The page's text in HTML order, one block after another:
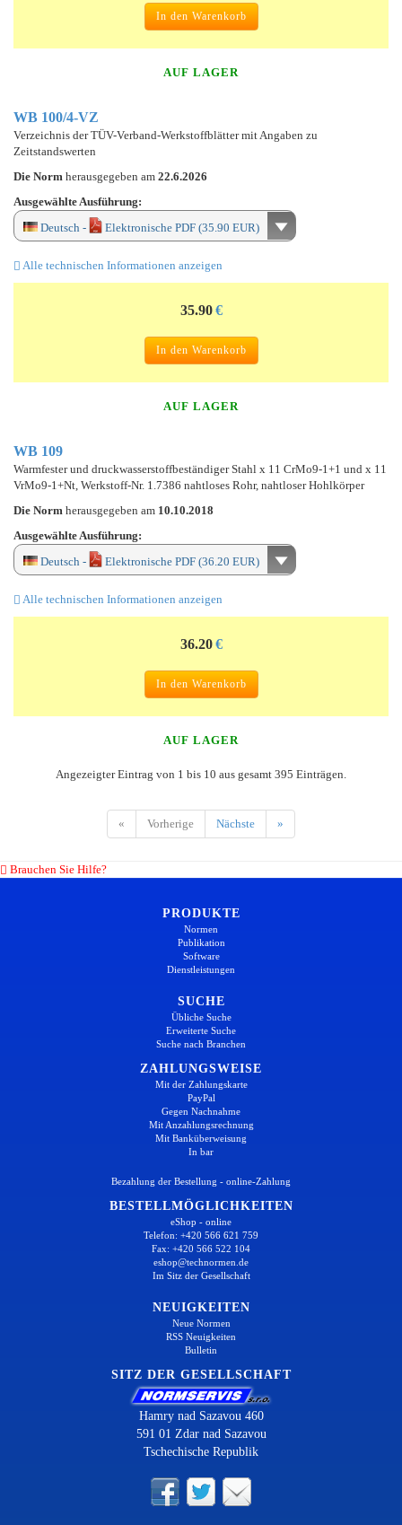
In den Warenkorb
AUF LAGER
WB 100/4-VZ
Verzeichnis der TÜV-Verband-Werkstoffblätter mit Angaben zu
Zeitstandswerten
Die Norm herausgegeben am 22.6.2026
Ausgewählte Ausführung:
Deutsch -
Elektronische PDF (35.90 EUR)
Alle technischen Informationen anzeigen
35.90 €
In den Warenkorb
AUF LAGER
WB 109
Warmfester und druckwasserstoffbeständiger Stahl x 11 CrMo9-1+1 und x 11
VrMo9-1+Nt, Werkstoff-Nr. 1.7386 nahtloses Rohr, nahtloser Hohlkörper
Die Norm herausgegeben am 10.10.2018
Ausgewählte Ausführung:
Deutsch -
Elektronische PDF (36.20 EUR)
Alle technischen Informationen anzeigen
36.20 €
In den Warenkorb
AUF LAGER
Angezeigter Eintrag von 1 bis 10 aus gesamt 395 Einträgen.
« Vorherige Nächste »
Brauchen Sie Hilfe?
PRODUKTE
Normen
Publikation
Software
Dienstleistungen
SUCHE
Übliche Suche
Erweiterte Suche
Suche nach Branchen
ZAHLUNGSWEISE
Mit der Zahlungskarte
PayPal
Gegen Nachnahme
Mit Anzahlungsrechnung
Mit Banküberweisung
In bar
Bezahlung der Bestellung - online-Zahlung
BESTELLMÖGLICHKEITEN
eShop - online
Telefon: +420 566 621 759
Fax: +420 566 522 104
eshop@technormen.de
Im Sitz der Gesellschaft
NEUIGKEITEN
Neue Normen
RSS Neuigkeiten
Bulletin
SITZ DER GESELLSCHAFT
Hamry nad Sazavou 460
591 01 Zdar nad Sazavou
Tschechische Republik